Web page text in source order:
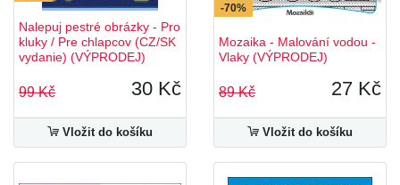
Nalepuj pestré obrázky - Pro
kluky / Pre chlapcov (CZ/SK
vydanie) (VÝPRODEJ)
99 Kč 30 Kč
Vložit do košíku
-70%
Mozaika - Malování vodou -
Vlaky (VÝPRODEJ)
89 Kč 27 Kč
Vložit do košíku